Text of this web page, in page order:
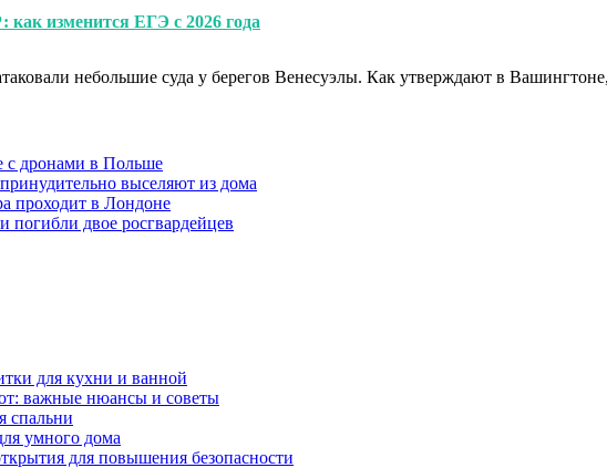
изменится ЕГЭ с 2026 года
небольшие суда у берегов Венесуэлы. Как утверждают в
с дронами в Польше
выселяют из дома
проходит в Лондоне
погибли двое росгвардейцев
для кухни и ванной
важные нюансы и советы
спальни
умного дома
для повышения безопасности